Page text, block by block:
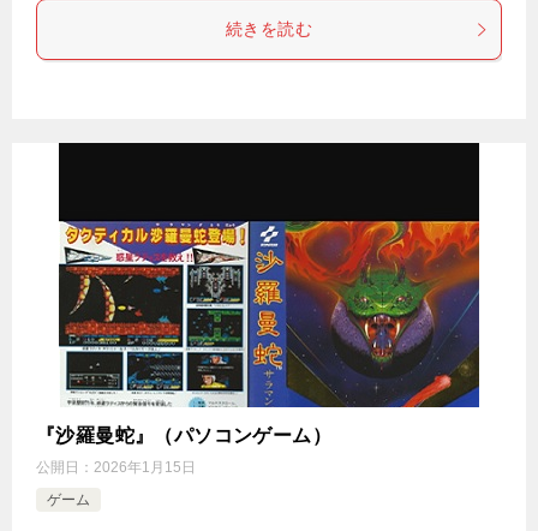
続きを読む
『沙羅曼蛇』（パソコンゲーム）
公開日： 2026年1月15日
ゲーム